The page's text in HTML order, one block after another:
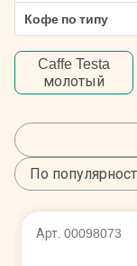
Кофе по типу
Caffe Testa
молотый
По
Арт. 00098073